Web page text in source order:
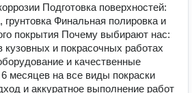
Подготовка поверхностей:
грунтовка Финальная полировка и
покрытия Почему выбирают нас:
кузовных и покрасочных работах
и качественные
месяцев на все виды покраски
и аккуратное выполнение работ